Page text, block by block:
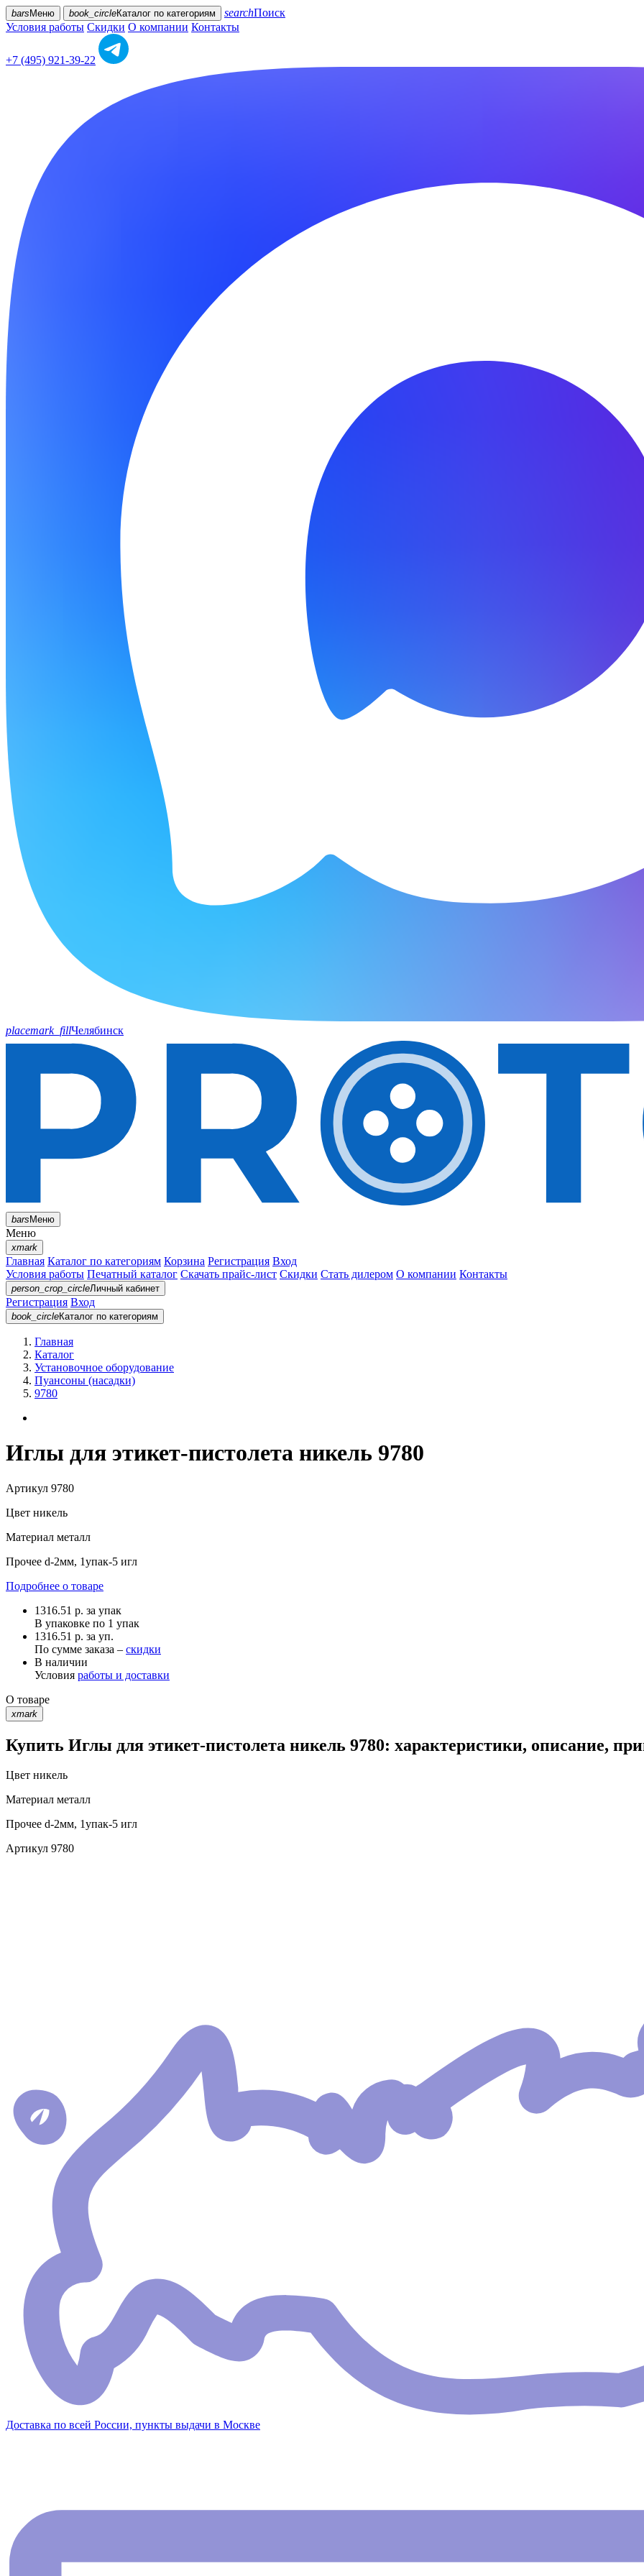
bars Меню book_circleКаталог по категориям searchПоиск
Условия работы Скидки О компании Контакты
+7 (495) 921-39-22
placemark_fillЧелябинск
barsМеню
Меню
xmark
Главная Каталог по категориям Корзина Регистрация Вход
Условия работы Печатный каталог Скачать прайс-лист Скидки Стать дилером О компании Контакты
person_crop_circleЛичный кабинет
Регистрация Вход
book_circleКаталог по категориям
Главная
Каталог
Установочное оборудование
Пуансоны (насадки)
9780
Иглы для этикет-пистолета никель 9780
Артикул 9780
Цвет никель
Материал металл
Прочее d-2мм, 1упак-5 игл
Подробнее о товаре
1316.51 р. за упак
В упаковке по 1 упак
1316.51 р. за уп.
По сумме заказа – скидки
В наличии
Условия работы и доставки
О товаре
xmark
Купить Иглы для этикет-пистолета никель 9780: характеристики, описание,
Цвет никель
Материал металл
Прочее d-2мм, 1упак-5 игл
Артикул 9780
Доставка по всей России, пункты выдачи в Москве